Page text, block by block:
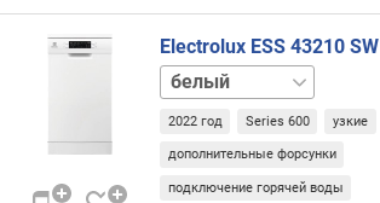
о
г
о
д
Electrolux ESS 43210 SW
нержавейка
2022 год Series 600 узкие
дополнительные форсунки
подключение горячей воды